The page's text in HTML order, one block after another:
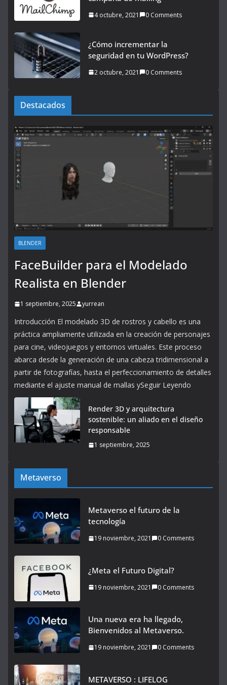
4 octubre, 2021 0 Comments
¿Cómo incrementar la
seguridad en tu WordPress?
2 octubre, 2021 0 Comments
Destacados
BLENDER
FaceBuilder para el Modelado
Realista en Blender
1 septiembre, 2025 yurrean
Introducción El modelado 3D de rostros y cabello es una
práctica ampliamente utilizada en la creación de personajes
para cine, videojuegos y entornos virtuales. Este proceso
abarca desde la generación de una cabeza tridimensional a
partir de fotografías, hasta el perfeccionamiento de detalles
mediante el ajuste manual de mallas ySeguir Leyendo
Render 3D y arquitectura
sostenible: un aliado en el diseño
responsable
1 septiembre, 2025
Metaverso
Metaverso el futuro de la
tecnología
19 noviembre, 2021 0 Comments
¿Meta el Futuro Digital?
19 noviembre, 2021 0 Comments
Una nueva era ha llegado,
Bienvenidos al Metaverso.
19 noviembre, 2021 0 Comments
METAVERSO : LIFELOG